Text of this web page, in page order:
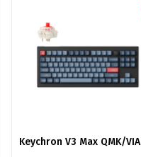
Keychron V3 Max QMK/VIA